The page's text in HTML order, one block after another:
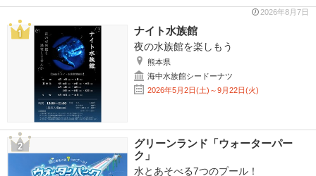
2026年8月7日
ナイト水族館
夜の水族館を楽しもう
熊本県
海中水族館シードーナツ
2026年5月2日(土)～9月22日(火)
グリーンランド「ウォーターパー
ク」
水とあそべる7つのプール！